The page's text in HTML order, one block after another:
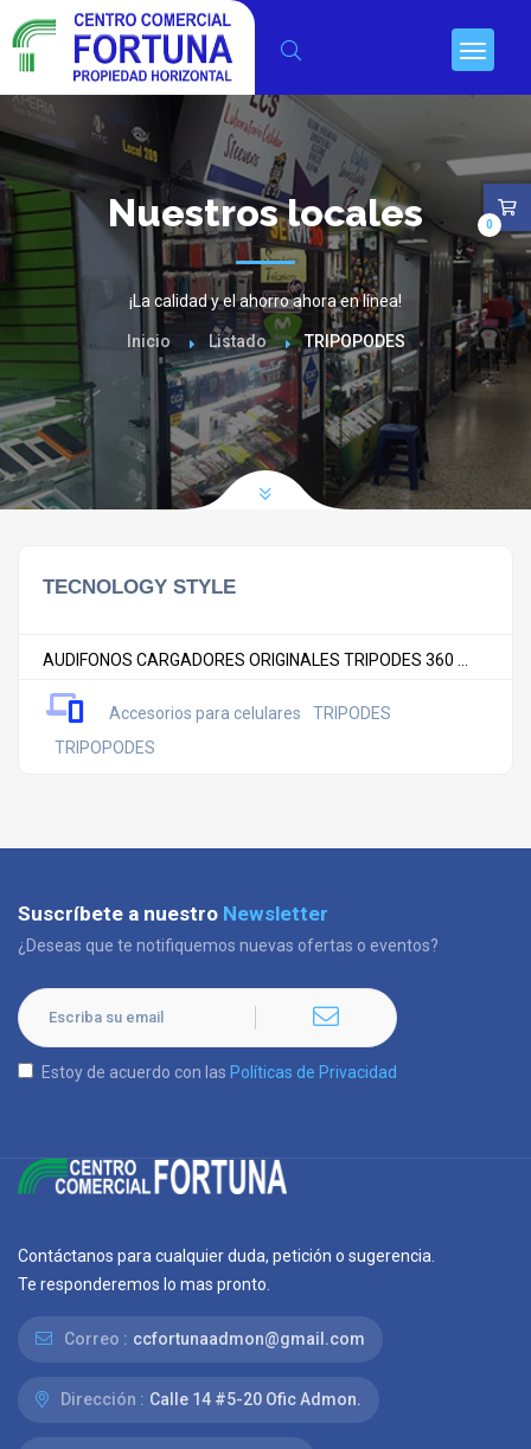
Nuestros locales
¡La calidad y el ahorro ahora en línea!
Inicio Listado TRIPOPODES
TECNOLOGY STYLE
AUDIFONOS CARGADORES ORIGINALES TRIPODES 360 ...
Accesorios para celulares
TRIPODES
TRIPOPODES
0
Suscríbete a nuestro Newsletter
¿Deseas que te notifiquemos nuevas ofertas o eventos?
Estoy de acuerdo con las Políticas de Privacidad
Contáctanos para cualquier duda, petición o sugerencia.
Te responderemos lo mas pronto.
Correo : ccfortunaadmon@gmail.com
Dirección : Calle 14 #5-20 Ofic Admon.